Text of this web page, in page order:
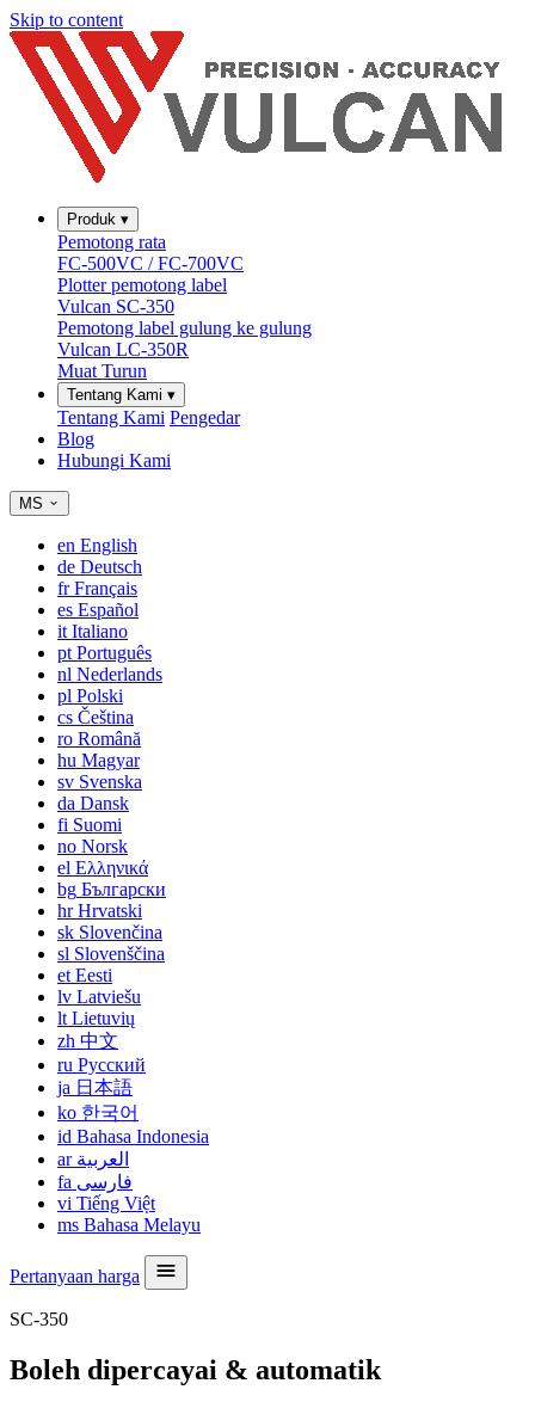
Skip to content
Produk ▾
Pemotong rata
FC-500VC / FC-700VC
Plotter pemotong label
Vulcan SC-350
Pemotong label gulung ke gulung
Vulcan LC-350R
Muat Turun
Tentang Kami ▾
Tentang Kami Pengedar
Blog
Hubungi Kami
MS
en English
de Deutsch
frFrançais
es Español
it Italiano
pt Português
nl Nederlands
pl Polski
cs Čeština
ro Română
hu Magyar
sv Svenska
da Dansk
fi Suomi
no Norsk
el Ελληνικά
bg Български
hrHrvatski
sk Slovenčina
sl Slovenščina
et Eesti
lv Latviešu
lt Lietuvių
zh 中文
ru Русский
ja 日本語
ko 한국어
id Bahasa Indonesia
ar العربية
fa فارسی
vi Tiếng Việt
ms Bahasa Melayu
Pertanyaan harga
SC-350
Boleh dipercayai & automatik